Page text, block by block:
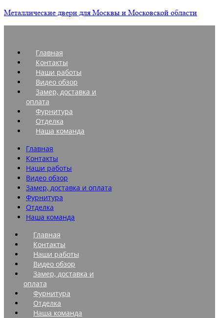
Металлические двери для Москвы и Московской области
Главная
Контакты
Наши работы
Видео обзор
Замер, доставка и
оплата
Фурнитура
Отделка
Наша команда
Главная
Контакты
Наши работы
Видео обзор
Замер, доставка и оплата
Фурнитура
Отделка
Наша команда
Главная
Контакты
Наши работы
Видео обзор
Замер, доставка и
оплата
Фурнитура
Отделка
Наша команда